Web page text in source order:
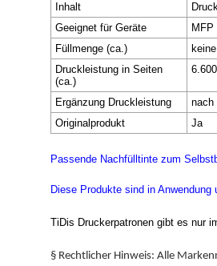
Inhalt
Geeignet für Geräte
MFP
Füllmenge (ca.)
Druckleistung in Seiten
(ca.)
6.600
Ergänzung Druckleistung
nach
Originalprodukt
Ja
Passende Nachfülltinte zum
Diese Produkte sind in
TiDis Druckerpatronen gibt es nur
§ Rechtlicher Hinweis: Alle